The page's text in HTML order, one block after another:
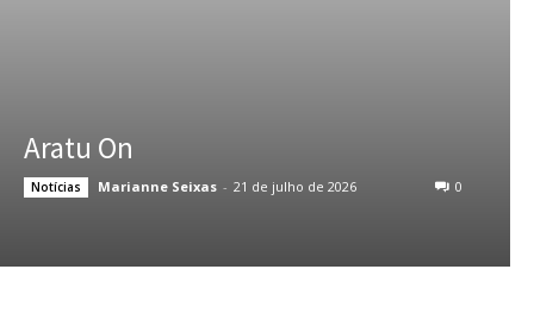
Aratu On
Notícias Marianne Seixas - 21 de julho de 2026 0